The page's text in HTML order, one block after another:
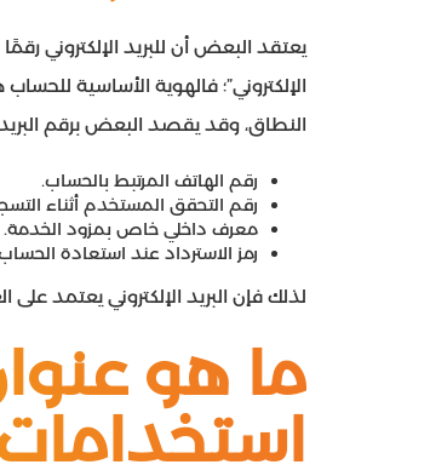
يعتقد البعض أن للبريد الإلكتروني
الإلكتروني”؛ فالهوية الأساسية
النطاق، وقد يقصد البعض برقم البريد
رقم الهاتف المرتبط بالحساب.
رقم التحقق المستخدم أثناء
معرف داخلي خاص بمزود الخدمة.
رمز الاسترداد عند استعادة
لذلك فإن البريد الإلكتروني يعتمد
ما هو عنوان
استخدامات